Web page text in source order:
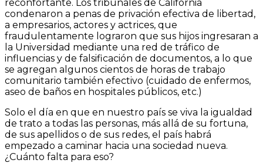
reconfortante. Los tribunales de California
condenaron a penas de privación efectiva de libertad,
a empresarios, actores y actrices, que
fraudulentamente lograron que sus hijos ingresaran a
la Universidad mediante una red de tráfico de
influencias y de falsificación de documentos, a lo que
se agregan algunos cientos de horas de trabajo
comunitario también efectivo (cuidado de enfermos,
aseo de baños en hospitales públicos, etc.)
Solo el día en que en nuestro país se viva la igualdad
de trato a todas las personas, más allá de su fortuna,
de sus apellidos o de sus redes, el país habrá
empezado a caminar hacia una sociedad nueva.
¿Cuánto falta para eso?